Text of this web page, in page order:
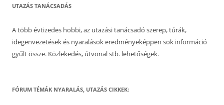
UTAZÁS TANÁCSADÁS
A több évtizedes hobbi, az utazási tanácsadó szerep, túrák,
idegenvezetések és nyaralások eredményeképpen sok információ
gyűlt össze. Közlekedés, útvonal stb. lehetőségek.
FÓRUM TÉMÁK NYARALÁS, UTAZÁS CIKKEK: